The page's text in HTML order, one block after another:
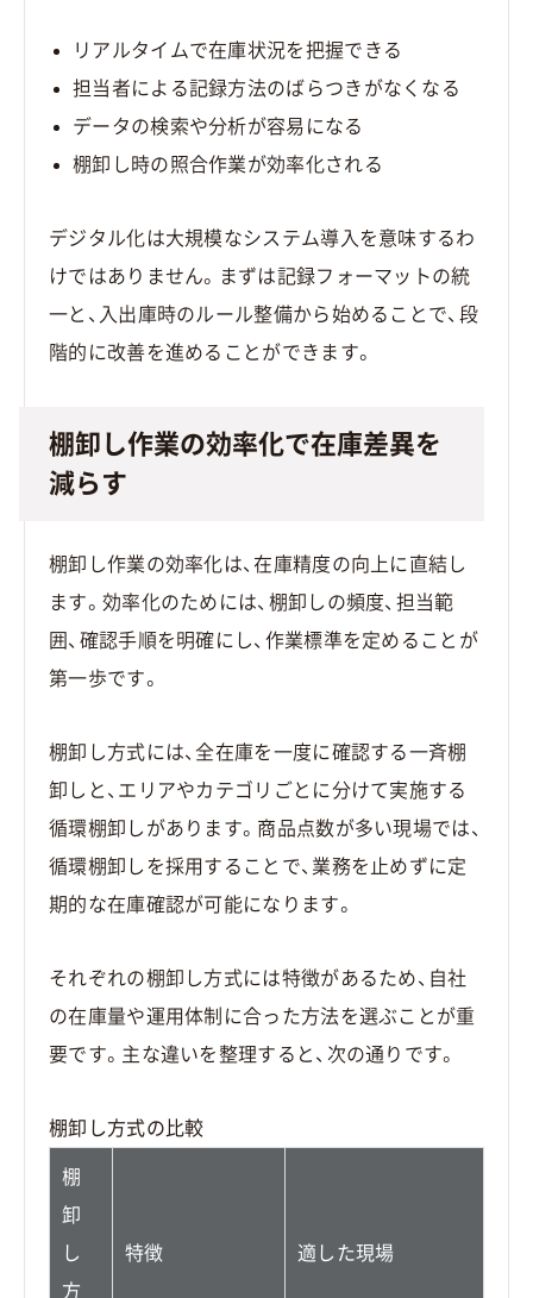
リアルタイムで在庫状況を把握できる
担当者による記録方法のばらつきがなくなる
データの検索や分析が容易になる
棚卸し時の照合作業が効率化される
デジタル化は大規模なシステム導入を意味するわ
けではありません。まずは記録フォーマットの統
一と、入出庫時のルール整備から始めることで、段
階的に改善を進めることができます。
棚卸し作業の効率化で在庫差異を
減らす
棚卸し作業の効率化は、在庫精度の向上に直結し
ます。効率化のためには、棚卸しの頻度、担当範
囲、確認手順を明確にし、作業標準を定めることが
第一歩です。
棚卸し方式には、全在庫を一度に確認する一斉棚
卸しと、エリアやカテゴリごとに分けて実施する
循環棚卸しがあります。商品点数が多い現場では、
循環棚卸しを採用することで、業務を止めずに定
期的な在庫確認が可能になります。
それぞれの棚卸し方式には特徴があるため、自社
の在庫量や運用体制に合った方法を選ぶことが重
要です。主な違いを整理すると、次の通りです。
棚卸し方式の比較
棚
卸
し
方
特徴 適した現場